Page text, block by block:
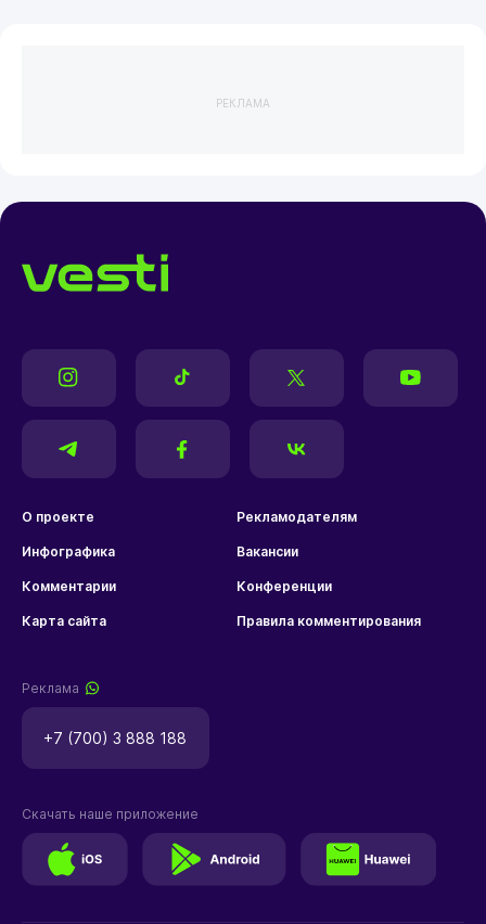
РЕКЛАМА
О проекте Рекламодателям
Инфографика Вакансии
Комментарии Конференции
Карта сайта Правила комментирования
Реклама
+7 (700) 3 888 188
Скачать наше приложение